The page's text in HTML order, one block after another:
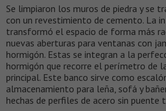
Se limpiaron los muros de piedra y se
con un revestimiento de cemento. La
transformó el espacio de forma más
nuevas aberturas para ventanas con
hormigón. Estas se integran a la
hormigón que recorre el perímetro de
principal. Este banco sirve como
almacenamiento para leña, sofá y
hechas de perfiles de acero sin puente